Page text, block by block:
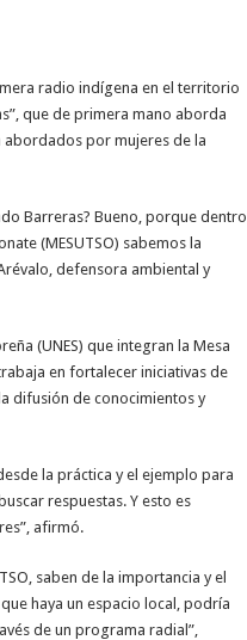
radio indígena en el territorio
que de primera mano aborda
abordados por mujeres de la
Barreras? Bueno, porque dentro
(MESUTSO) sabemos la
defensora ambiental y
(UNES) que integran la Mesa
en fortalecer iniciativas de
difusión de conocimientos y
la práctica y el ejemplo para
respuestas. Y esto es
afirmó.
saben de la importancia y el
haya un espacio local, podría
de un programa radial”,